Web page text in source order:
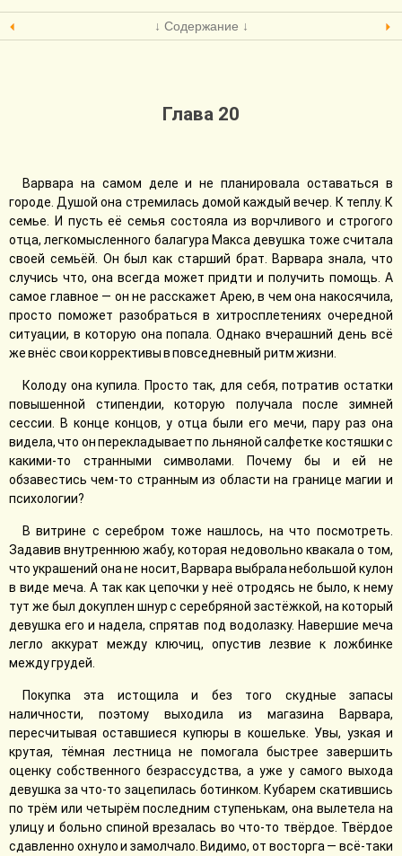
↓ Содержание ↓
Глава 20
Варвара на самом деле и не планировала оставаться в
городе. Душой она стремилась домой каждый вечер. К теплу. К
семье. И пусть её семья состояла из ворчливого и строгого
отца, легкомысленного балагура Макса девушка тоже считала
своей семьёй. Он был как старший брат. Варвара знала, что
случись что, она всегда может придти и получить помощь. А
самое главное — он не расскажет Арею, в чем она накосячила,
просто поможет разобраться в хитросплетениях очередной
ситуации, в которую она попала. Однако вчерашний день всё
же внёс свои коррективы в повседневный ритм жизни.
Колоду она купила. Просто так, для себя, потратив остатки
повышенной стипендии, которую получала после зимней
сессии. В конце концов, у отца были его мечи, пару раз она
видела, что он перекладывает по льняной салфетке костяшки с
какими-то странными символами. Почему бы и ей не
обзавестись чем-то странным из области на границе магии и
психологии?
В витрине с серебром тоже нашлось, на что посмотреть.
Задавив внутреннюю жабу, которая недовольно квакала о том,
что украшений она не носит, Варвара выбрала небольшой кулон
в виде меча. А так как цепочки у неё отродясь не было, к нему
тут же был докуплен шнур с серебряной застëжкой, на который
девушка его и надела, спрятав под водолазку. Навершие меча
легло аккурат между ключиц, опустив лезвие к ложбинке
между грудей.
Покупка эта истощила и без того скудные запасы
наличности, поэтому выходила из магазина Варвара,
пересчитывая оставшиеся купюры в кошельке. Увы, узкая и
крутая, тёмная лестница не помогала быстрее завершить
оценку собственного безрассудства, а уже у самого выхода
девушка за что-то зацепилась ботинком. Кубарем скатившись
по трём или четырём последним ступенькам, она вылетела на
улицу и больно спиной врезалась во что-то твёрдое. Твёрдое
сдавленно охнуло и замолчало. Видимо, от восторга — всё-таки